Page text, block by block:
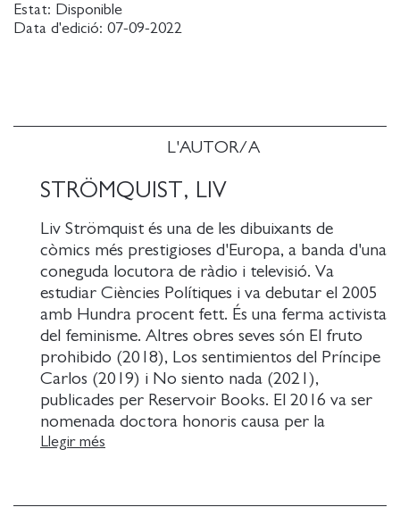
L'AUTOR/A
STRÖMQUIST, LIV
Liv Strömquist és una de les dibuixants de
còmics més prestigioses d'Europa, a banda d'una
coneguda locutora de ràdio i televisió. Va
estudiar Ciències Polítiques i va debutar el 2005
amb Hundra procent fett. És una ferma activista
del feminisme. Altres obres seves són El fruto
prohibido (2018), Los sentimientos del Príncipe
Carlos (2019) i No siento nada (2021),
publicades per Reservoir Books. El 2016 va ser
nomenada doctora honoris causa per la
Universitat de Malmö. Actualment treballa per
Llegir més
Estat: Disponible
Data d'edició: 07-09-2022